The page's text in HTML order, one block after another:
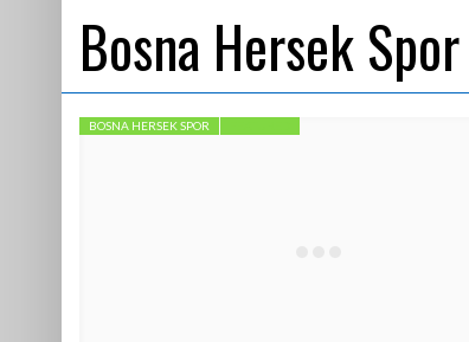
Bosna Hersek Spor
BOSNA HERSEK SPOR